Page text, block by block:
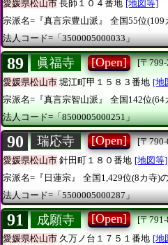
愛媛県松山市 長師１０４番地 [地図等]
宗派名=『真言宗豊山派』
全国55位(109
法人コード=「3500005000033」
89 眞福寺 [Open]
[〒
愛媛県松山市 堀江町甲１５８３番地 [地
宗派名=『真言宗智山派』
全国142位(64
法人コード=「8500005000251」
90 瑞応寺 [Open]
[〒
愛媛県松山市 針田町１８０番地 [地図等]
宗派名=『日蓮宗』
全国1,429位(8カ寺)
法人コード=「5500005000287」
91 成願寺 [Open]
[〒
愛媛県松山市 久万ノ台１７５１番地 [地